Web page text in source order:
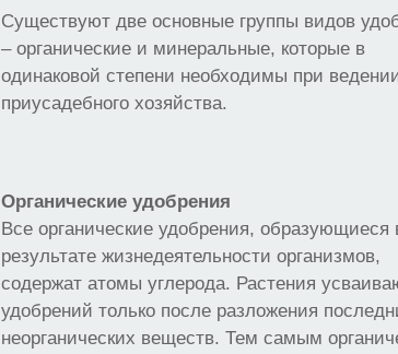
Существуют две основные группы видов
– органические и минеральные, которые в
одинаковой степени необходимы при
приусадебного хозяйства.
Органические удобрения
Все органические удобрения, образующиеся
результате жизнедеятельности организмов,
содержат атомы углерода. Растения
удобрений только после разложения
неорганических веществ. Тем самым